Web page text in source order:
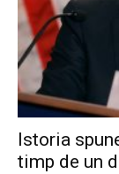
Istoria
timp de un